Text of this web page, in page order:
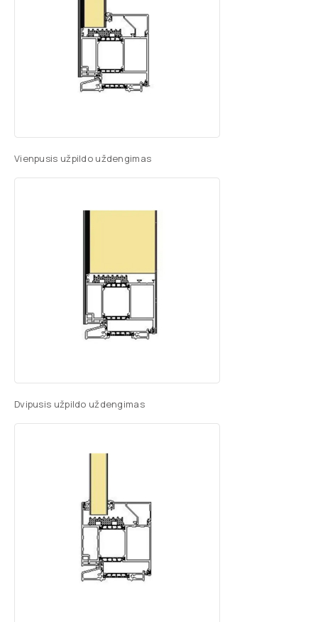
Vienpusis užpildo uždengimas
Dvipusis užpildo uždengimas